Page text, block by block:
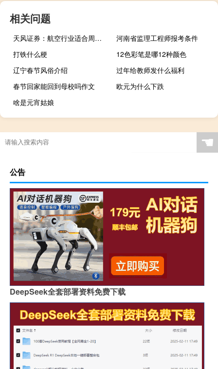
相关问题
天风证券：航空行业适合周期投资布局底部
河南省监理工程师报考条件
打铁什么梗
12色彩笔是哪12种颜色
辽宁春节风俗介绍
过年给教师发什么福利
春节回家能回到母校吗作文
欧元为什么下跌
啥是元宵姑娘
☚
公告
DeepSeek全套部署资料免费下载